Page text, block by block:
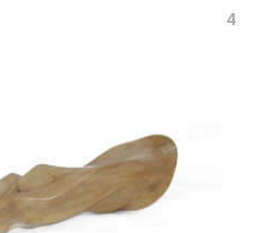
4